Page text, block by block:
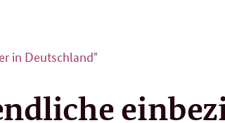
in Deutschland"